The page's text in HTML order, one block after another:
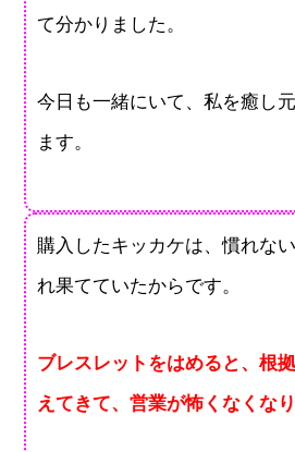
て分かりました。
今日も一緒にいて、私を癒し
ます。
購入したキッカケは、慣れな
れ果てていたからです。
ブレスレットをはめると、根
えてきて、営業が怖くなくなり